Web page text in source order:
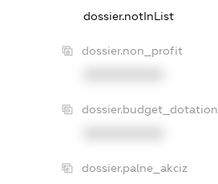
dossier.notInList
dossier.non_profit
dossier.budget_dotation
dossier.palne_akciz